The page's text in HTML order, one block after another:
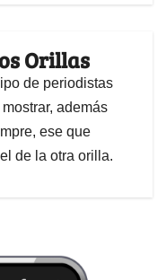
Orillas
de periodistas
además
ese que
de la otra orilla.